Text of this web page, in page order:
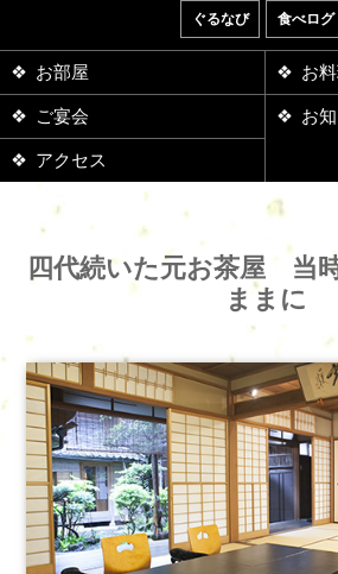
ぐるなび 食べログ
お部屋 お
ご宴会 お
アクセス
四代続いた元お茶屋 当
ままに